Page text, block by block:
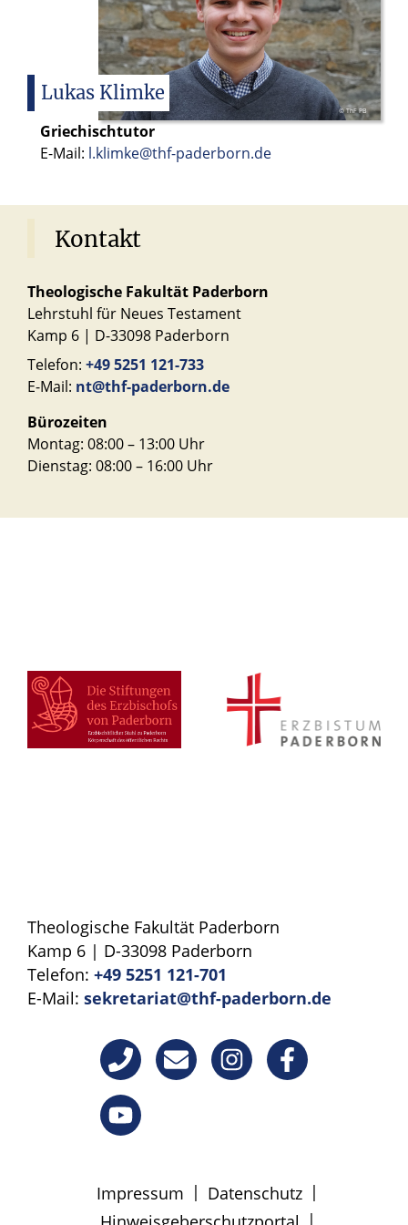
Vorlesung (2 Std.): Der
historische Jesus. (Modul
16b)
Sprachkurs (5 Std.):
Einführung in die griechische
Sprache des Neuen
Testaments. Teil II
© ThF PB
Lukas Klimke
Griechischtutor
E-Mail: l.klimke@thf-paderborn.de
Kontakt
Theologische Fakultät Paderborn
Lehrstuhl für Neues Testament
Kamp 6 | D-33098 Paderborn
Telefon: +49 5251 121-733
E-Mail: nt@thf-paderborn.de
Bürozeiten
Montag: 08:00 – 13:00 Uhr
Dienstag: 08:00 – 16:00 Uhr
Theologische Fakultät Paderborn
Kamp 6 | D-33098 Paderborn
Telefon: +49 5251 121-701
E-Mail: sekretariat@thf-paderborn.de
Impressum | Datenschutz |
|